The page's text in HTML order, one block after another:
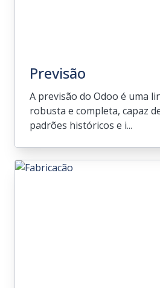
Previsão
A previsão do Odoo é uma
robusta e completa, capaz
padrões históricos e i...